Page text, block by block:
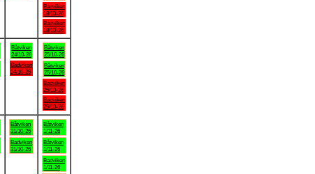
Badviken
18/10-26
Badviken
18/10-26
Båtviken
24/10-26
Badviken
24/10-26
Båtviken
25/10-26
Båtviken
25/10-26
Badviken
25/10-26
Badviken
25/10-26
Båtviken
31/10-26
Badviken
31/10-26
Båtviken
1/11-26
Båtviken
1/11-26
Badviken
1/11-26